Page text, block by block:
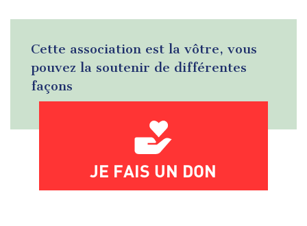
Cette association est la vôtre, vous
pouvez la soutenir de différentes
façons
JE FAIS UN DON